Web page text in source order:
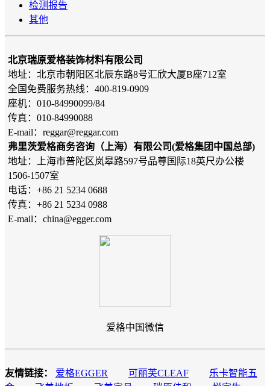
检测报告
其他
北京瑞原爱格装饰材料有限公司
地址：北京市朝阳区北辰东路8号汇欣大厦B座712室
全国免费服务热线：400-819-0909
座机：010-84990099/84
传真：010-84990088
E-mail：reggar@reggar.com
弗里茨爱格商务咨询（上海）有限公司(爱格集团中国总部)
地址：上海市普陀区岚皋路597号品尊国际18英尺办公楼
1506-1507室
电话：+86 21 5234 0688
传真：+86 21 5234 0988
E-mail：china@egger.com
爱格中国微信
友情链接： 爱格EGGER 可丽芙CLEAF
乐卡智能五